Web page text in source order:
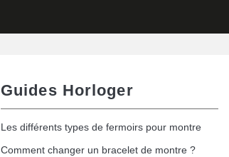
Ajouter au panier
Guides Horloger
Les différents types de fermoirs pour montre
Comment changer un bracelet de montre ?